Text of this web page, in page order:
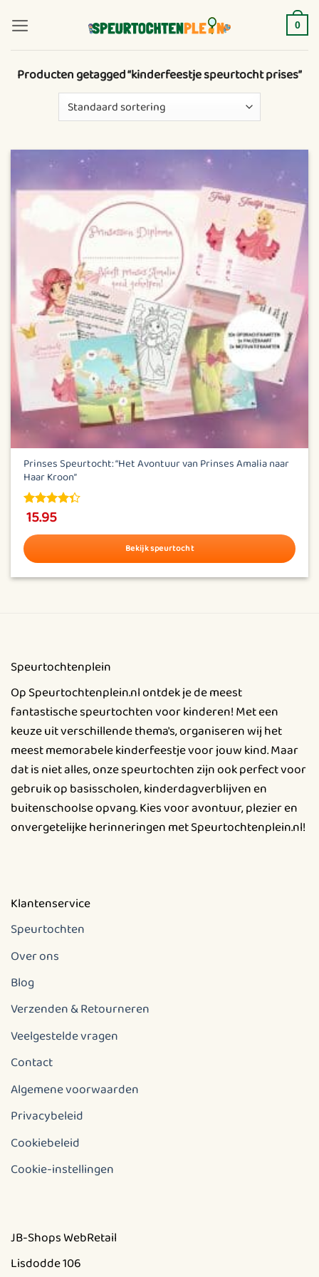
naar
inhoud
0
Producten getagged “kinderfeestje speurtocht prises”
Prinses Speurtocht: “Het Avontuur van Prinses Amalia naar
Haar Kroon”
4.38out
of 5
15.95
Bekijk speurtocht
optie
kan
gekozen
worden
op
de
productpagina
Speurtochtenplein
Op Speurtochtenplein.nl ontdek je de meest
fantastische speurtochten voor kinderen! Met een
keuze uit verschillende thema's, organiseren wij het
meest memorabele kinderfeestje voor jouw kind. Maar
dat is niet alles, onze speurtochten zijn ook perfect voor
gebruik op basisscholen, kinderdagverblijven en
buitenschoolse opvang. Kies voor avontuur, plezier en
onvergetelijke herinneringen met Speurtochtenplein.nl!
Klantenservice
Speurtochten
Over ons
Blog
Verzenden & Retourneren
Veelgestelde vragen
Contact
Algemene voorwaarden
Privacybeleid
Cookiebeleid
Cookie-instellingen
JB-Shops WebRetail
Lisdodde 106